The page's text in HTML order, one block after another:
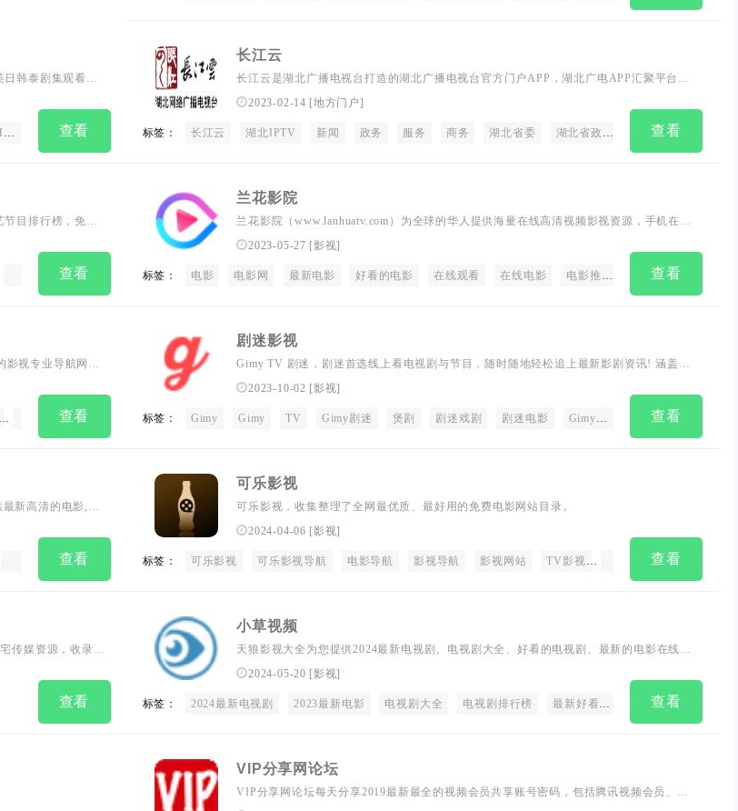
韩泰剧集观看，
言屏障” ，让国内
剧，台剧，电影
字幕组 天天美剧 爱美剧 美剧tv 美剧天堂 速搜美剧app 影视大全 杀死伊芙 夫妻的世界 摩登家庭
查看
长江云
长江云是湖北广播电视台打造的湖北广播电视台官方门户APP，湖北广电APP汇聚平台，
湖北广电媒体融合基础和功能性产品，是湖北官方政务信息汇聚平台。
2023-02-14 [地方门户]
标签： 长江云 湖北IPTV 新闻 政务 服务 商务 湖北省委 湖北省政府 湖北新闻
查看
目排行榜，免费
电影高清在线观
电影在线观看 手机电影网站
查看
兰花影院
兰花影院（www.lanhuatv.com）为全球的华人提供海量在线高清视频影视资源，手机在线
即点即播,，提供2023最新高清的电影，电视剧，综艺，动漫，兰花影院全球华人中文影视
2023-05-27 [影视]
标签： 电影 电影网 最新电影 好看的电影 在线观看 在线电影 电影推荐 免费电影
查看
影视专业导航网
利！
安逸综艺 安逸动漫 安逸追剧 安逸TV 安逸导航 安逸下载导航 安逸磁力导航 安逸高清影视导航"
查看
剧迷影视
Gimy TV 剧迷，剧迷首选线上看电视剧与节目，随时随地轻松追上最新影剧资讯! 涵盖电
影、电视剧、动漫、综艺、陆剧、韩剧、美剧、台剧、日剧、BL、泰剧、纪录片等。
2023-10-02 [影视]
标签： Gimy Gimy TV Gimy剧迷 煲剧 剧迷戏剧 剧迷电影 Gimy戏剧 Gimy电视剧
查看
新高清的电影,电
在线看电影 在线影院 华人影院 海外影院 热播电视剧 热播电影 热播动漫 热播综艺 2023年最热电影 2023年最热
查看
可乐影视
可乐影视，收集整理了全网最优质、最好用的免费电影网站目录。
2024-04-06 [影视]
标签： 可乐影视 可乐影视导航 电影导航 影视导航 影视网站 TV影视 免费影视app
查看
传媒资源，收录经
查看
小草视频
天狼影视大全为您提供2024最新电视剧、电视剧大全、好看的电视剧、最新的电影在线观
看和迅雷电影下载，360影视大全，每天更新最新好看的电视剧，最新综艺真人秀，明星信
息与相关电影电视剧，同时提供电影演员表、电视剧演员表，角色等相关内容，是影视爱
好者们的电影天堂www.yjytv.com
2024-05-20 [影视]
标签： 2024最新电视剧 2023最新电影 电视剧大全 电视剧排行榜 最新好看的综艺 电影排行榜
查看
VIP分享网论坛
VIP分享网论坛每天分享2019最新最全的视频会员共享账号密码，包括腾讯视频会员、优